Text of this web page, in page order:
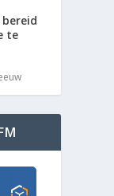
te